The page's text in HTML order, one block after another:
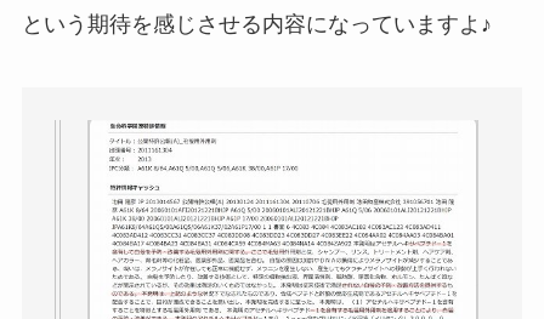
という期待を感じさせる内容になっていますよ♪